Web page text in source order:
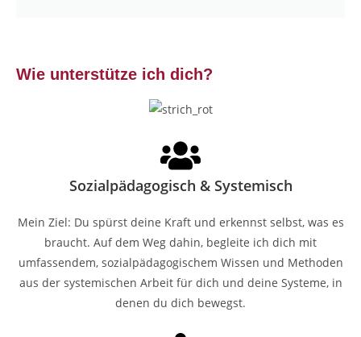
Wie unterstütze ich dich?
Sozialpädagogisch & Systemisch
Mein Ziel: Du spürst deine Kraft und erkennst selbst, was es
braucht. Auf dem Weg dahin, begleite ich dich mit
umfassendem, sozialpädagogischem Wissen und Methoden
aus der systemischen Arbeit für dich und deine Systeme, in
denen du dich bewegst.